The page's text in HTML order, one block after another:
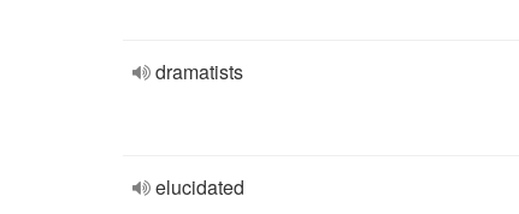
dramatists
elucidated